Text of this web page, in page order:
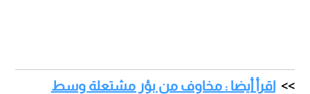
اقرأ أيضا : مخاوف من بؤر مشتعلة وسط